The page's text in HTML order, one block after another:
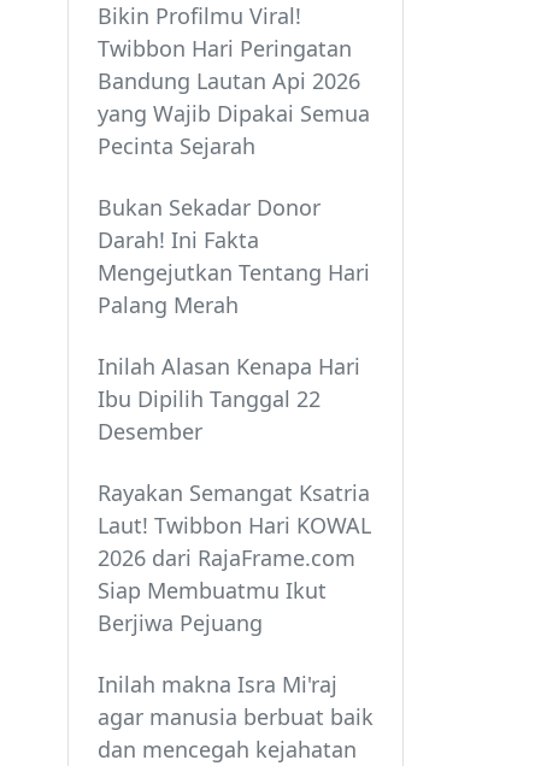
Bikin Profilmu Viral!
Twibbon Hari Peringatan
Bandung Lautan Api 2026
yang Wajib Dipakai Semua
Pecinta Sejarah
Bukan Sekadar Donor
Darah! Ini Fakta
Mengejutkan Tentang Hari
Palang Merah
Inilah Alasan Kenapa Hari
Ibu Dipilih Tanggal 22
Desember
Rayakan Semangat Ksatria
Laut! Twibbon Hari KOWAL
2026 dari RajaFrame.com
Siap Membuatmu Ikut
Berjiwa Pejuang
Inilah makna Isra Mi'raj
agar manusia berbuat baik
dan mencegah kejahatan